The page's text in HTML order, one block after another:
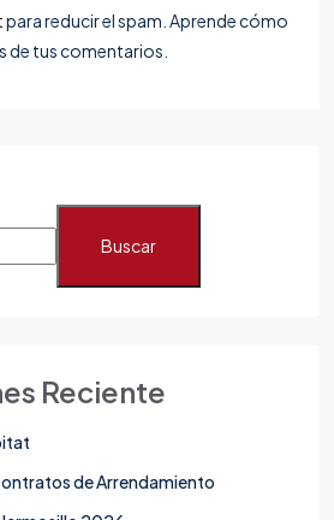
reducir el spam. Aprende cómo
de tus comentarios.
Buscar
Reciente
de Arrendamiento